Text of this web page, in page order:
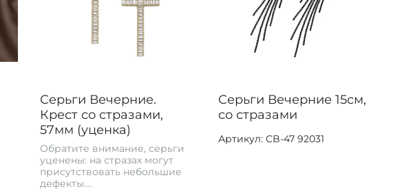
Серьги Вечерние.
Крест со стразами,
57мм (уценка)
Обратите внимание, серьги
уценены: на стразах могут
присутствовать небольшие
дефекты....
Серьги Вечерние 15см,
со стразами
Артикул: CB-47 92031